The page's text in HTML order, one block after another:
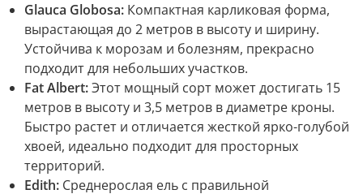
Glauca Globosa: Компактная карликовая форма,
вырастающая до 2 метров в высоту и ширину.
Устойчива к морозам и болезням, прекрасно
подходит для небольших участков.
Fat Albert:Этот мощный сорт может достигать 15
метров в высоту и 3,5 метров в диаметре кроны.
Быстро растет и отличается жесткой ярко-голубой
хвоей, идеально подходит для просторных
территорий.
Edith: Среднерослая ель с правильной